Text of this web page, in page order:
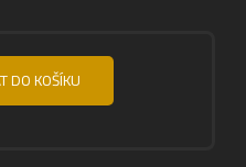
DO KOŠÍKU